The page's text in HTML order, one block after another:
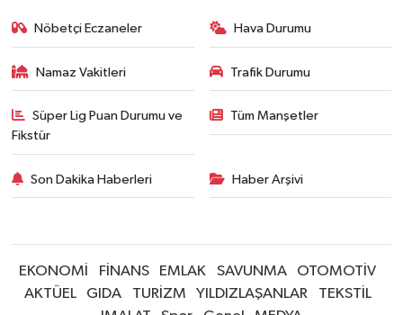
Nöbetçi Eczaneler Hava Durumu
Namaz Vakitleri Trafik Durumu
Süper Lig Puan Durumu ve
Fikstür
Tüm Manşetler
Son Dakika Haberleri Haber Arşivi
EKONOMİ FİNANS EMLAK SAVUNMA
OTOMOTİV
AKTÜEL
GIDA TURİZM YILDIZLAŞANLAR
TEKSTİL